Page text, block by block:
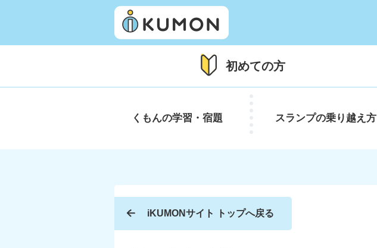
初めての方
くもんの学習・宿題 スランプの乗り越え方
iKUMONサイト トップへ戻る